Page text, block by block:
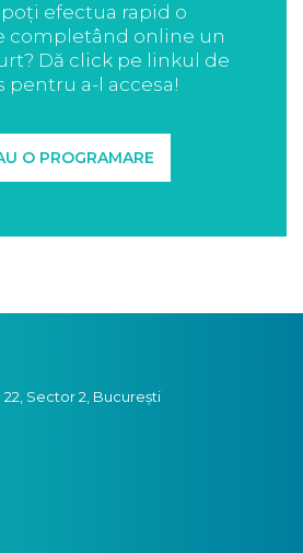
poți efectua rapid o
completând online un
Dă click pe linkul de
pentru a-l accesa!
O PROGRAMARE
22, Sector 2, București